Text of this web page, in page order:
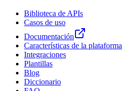
Biblioteca de APIs
Casos de uso
Documentación
Características de la plataforma
Integraciones
Plantillas
Blog
Diccionario